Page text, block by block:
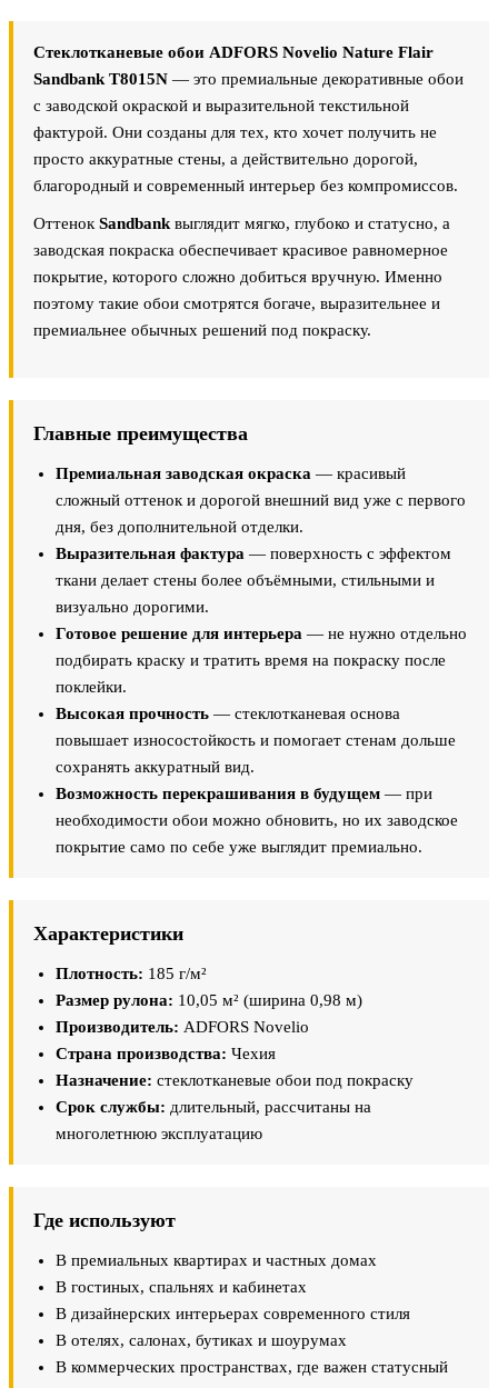
Стеклотканевые обои ADFORS Novelio Nature Flair
Sandbank T8015N — это премиальные декоративные обои
с заводской окраской и выразительной текстильной
фактурой. Они созданы для тех, кто хочет получить не
просто аккуратные стены, а действительно дорогой,
благородный и современный интерьер без компромиссов.
ОттенокSandbankвыглядит мягко, глубоко и статусно, а
заводская покраска обеспечивает красивое равномерное
покрытие, которого сложно добиться вручную. Именно
поэтому такие обои смотрятся богаче, выразительнее и
премиальнее обычных решений под покраску.
Главные преимущества
Премиальная заводская окраска — красивый
сложный оттенок и дорогой внешний вид уже с первого
дня, без дополнительной отделки.
Выразительная фактура — поверхность с эффектом
ткани делает стены более объёмными, стильными и
визуально дорогими.
Готовое решение для интерьера — не нужно отдельно
подбирать краску и тратить время на покраску после
поклейки.
Высокая прочность — стеклотканевая основа
повышает износостойкость и помогает стенам дольше
сохранять аккуратный вид.
Возможность перекрашивания в будущем — при
необходимости обои можно обновить, но их заводское
покрытие само по себе уже выглядит премиально.
Характеристики
Плотность: 185 г/м²
Размер рулона: 10,05 м² (ширина 0,98 м)
Производитель: ADFORS Novelio
Страна производства: Чехия
Назначение: стеклотканевые обои под покраску
Срок службы: длительный, рассчитаны на
многолетнюю эксплуатацию
Где используют
В премиальных квартирах и частных домах
В гостиных, спальнях и кабинетах
В дизайнерских интерьерах современного стиля
В отелях, салонах, бутиках и шоурумах
В коммерческих пространствах, где важен статусный